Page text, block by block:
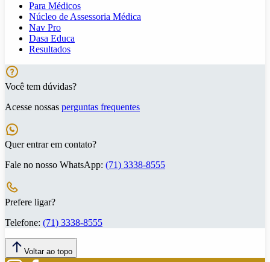
Para Médicos
Núcleo de Assessoria Médica
Nav Pro
Dasa Educa
Resultados
Você tem dúvidas?
Acesse nossas perguntas frequentes
Quer entrar em contato?
Fale no nosso WhatsApp: (71) 3338-8555
Prefere ligar?
Telefone: (71) 3338-8555
Voltar ao topo